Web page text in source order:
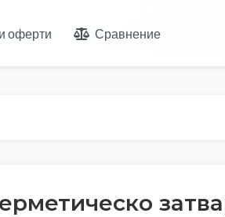
оферти Сравнение